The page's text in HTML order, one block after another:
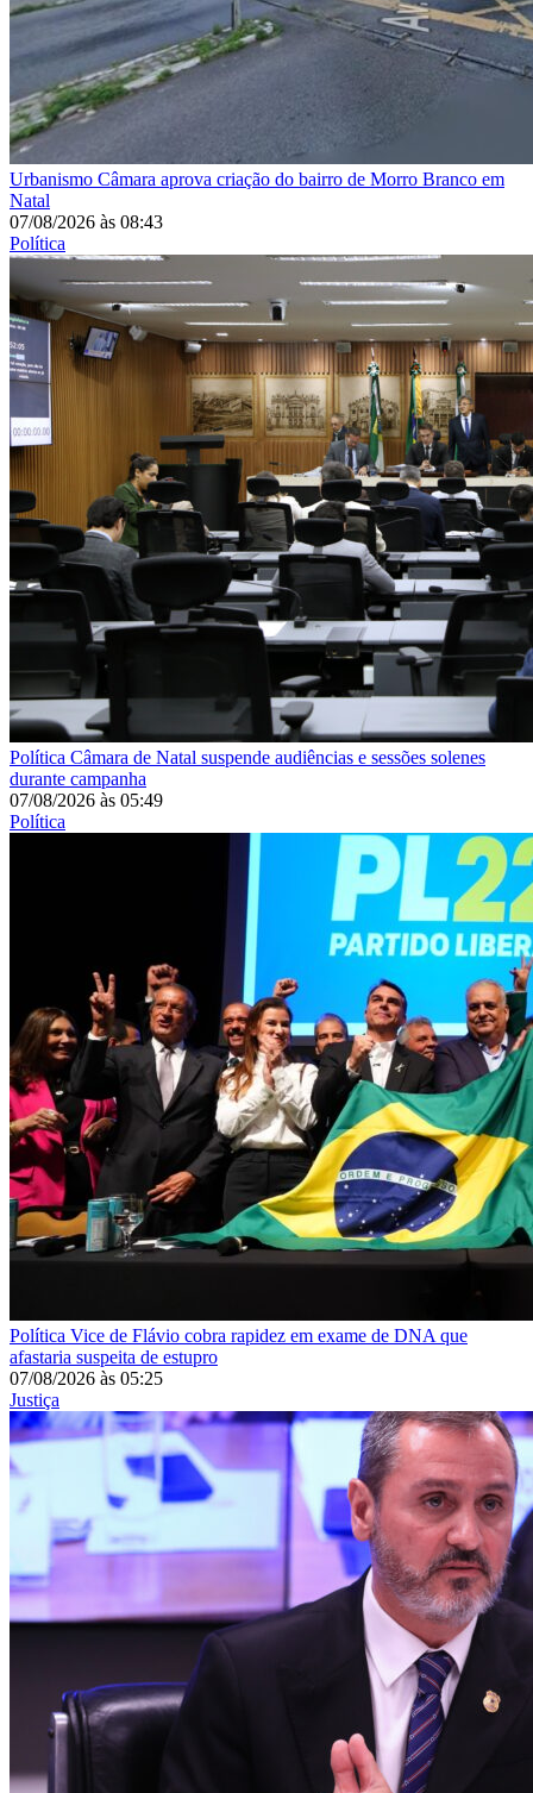
Urbanismo Câmara aprova criação do bairro de Morro Branco em
Natal
07/08/2026 às 08:43
Política
Política Câmara de Natal suspende audiências e sessões solenes
durante campanha
07/08/2026 às 05:49
Política
Política Vice de Flávio cobra rapidez em exame de DNA que
afastaria suspeita de estupro
07/08/2026 às 05:25
Justiça